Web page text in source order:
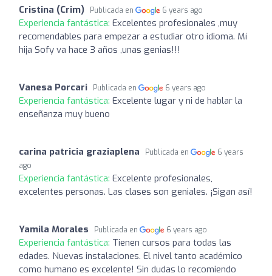
Cristina (Crim) Publicada en 6 years ago
Experiencia fantástica: Excelentes profesionales ,muy
recomendables para empezar a estudiar otro idioma. Mí
hija Sofy va hace 3 años ,unas genias!!!
Vanesa Porcari Publicada en 6 years ago
Experiencia fantástica: Excelente lugar y ni de hablar la
enseñanza muy bueno
carina patricia graziaplena Publicada en
6 years
ago
Experiencia fantástica: Excelente profesionales,
excelentes personas. Las clases son geniales. ¡Sigan así!
Yamila Morales Publicada en 6 years ago
Experiencia fantástica: Tienen cursos para todas las
edades. Nuevas instalaciones. El nivel tanto académico
como humano es excelente! Sin dudas lo recomiendo